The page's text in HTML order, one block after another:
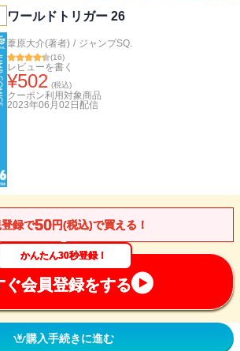
ワールドトリガー 26
葦原大介(著者) / ジャンプSQ.
(16)
レビューを書く
¥502 (税込)
クーポン利用対象商品
2023年06月02日 配信
録で50円(税込)で買える！
かんたん30秒登録！
ぐ会員登録をする
購入手続きに進む